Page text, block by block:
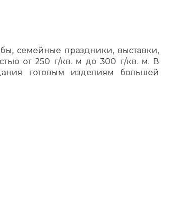
семейные праздники, выставки,
от 250 г/кв. м до 300 г/кв. м. В
готовым изделиям большей